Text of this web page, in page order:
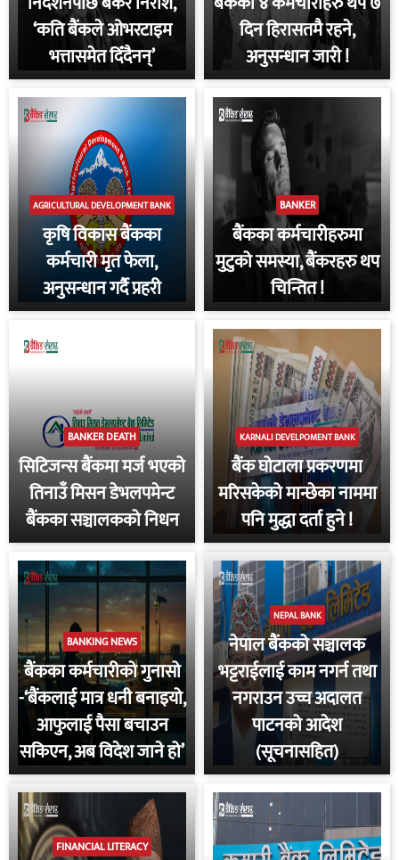
‘कति बैंकले ओभरटाइम
भत्तासमेत दिँदैनन्’
दिन हिरासतमै रहने,
अनुसन्धान जारी !
AGRICULTURAL DEVELOPMENT BANK
कृषि विकास बैंकका
कर्मचारी मृत फेला,
अनुसन्धान गर्दै प्रहरी
BANKER
बैंकका कर्मचारीहरुमा
मुटुको समस्या, बैंकरहरु थप
चिन्तित !
BANKER DEATH
सिटिजन्स बैंकमा मर्ज भएको
तिनाउँ मिसन डेभलपमेन्ट
बैंकका सञ्चालकको निधन
KARNALI DEVELPOMENT BANK
बैंक घोटाला प्रकरणमा
मरिसकेको मान्छेका नाममा
पनि मुद्धा दर्ता हुने !
BANKING NEWS
बैंकका कर्मचारीको गुनासो
-‘बैंकलाई मात्र धनी बनाइयो,
आफुलाई पैसा बचाउन
सकिएन, अब विदेश जाने हो’
NEPAL BANK
नेपाल बैंकको सञ्चालक
भट्टराईलाई काम नगर्न तथा
नगराउन उच्च अदालत
पाटनको आदेश
(सूचनासहित)
FINANCIAL LITERACY